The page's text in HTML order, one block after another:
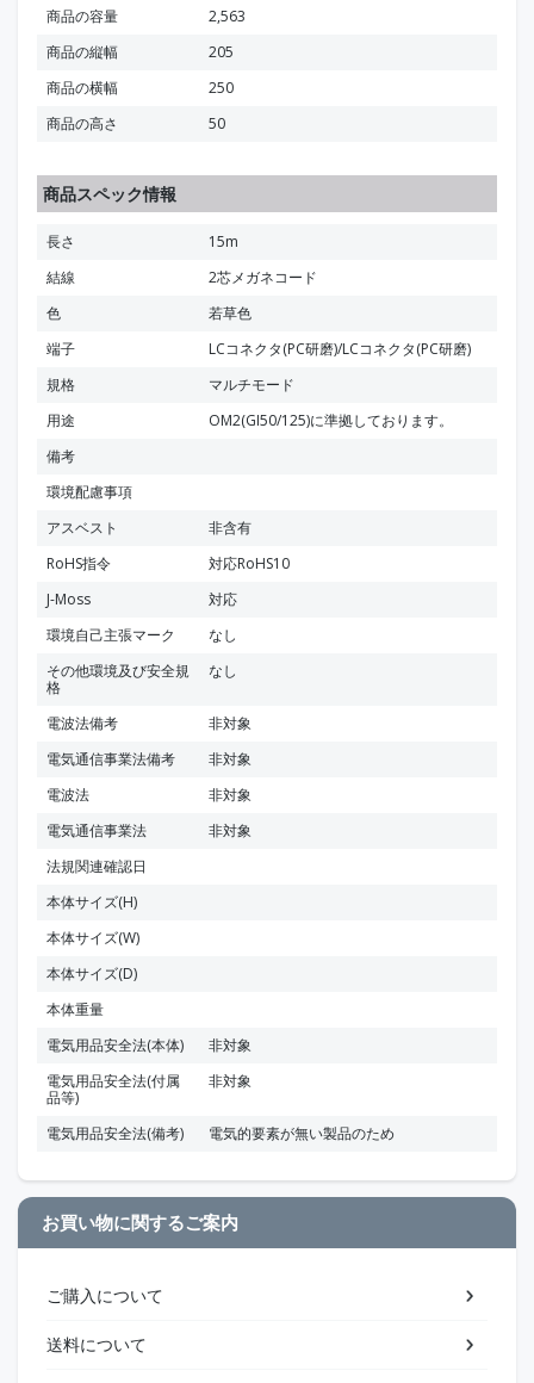
商品の容量
2,563
商品の縦幅
205
商品の横幅
250
商品の高さ
50
商品スペック情報
長さ
15m
結線
2芯メガネコード
色
若草色
端子
LCコネクタ(PC研磨)/LCコネクタ(PC研磨)
規格
マルチモード
用途
OM2(GI50/125)に準拠しております。
備考
環境配慮事項
アスベスト
非含有
RoHS指令
対応RoHS10
J-Moss
対応
環境自己主張マーク
なし
その他環境及び安全規
格
なし
電波法備考
非対象
電気通信事業法備考
非対象
電波法
非対象
電気通信事業法
非対象
法規関連確認日
本体サイズ(H)
本体サイズ(W)
本体サイズ(D)
本体重量
電気用品安全法(本体)
非対象
電気用品安全法(付属
品等)
非対象
電気用品安全法(備考) 電気的要素が無い製品のため
お買い物に関するご案内
ご購入について
送料について